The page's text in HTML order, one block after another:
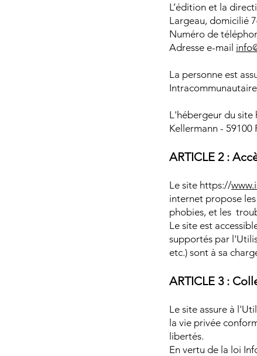
L’édition et la
Largeau, domicilié
Numéro de
Adresse e-mail
La personne est
Intracommunautaire
L'hébergeur du site
Kellermann - 59100
ARTICLE 2 :
Le site https://
internet propose
phobies, et les
Le site est
supportés par
etc.) sont à sa
ARTICLE 3 :
Le site assure à
la vie privée
libertés.
En vertu de la loi